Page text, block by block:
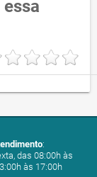
:
das 08:00h às
às 17:00h